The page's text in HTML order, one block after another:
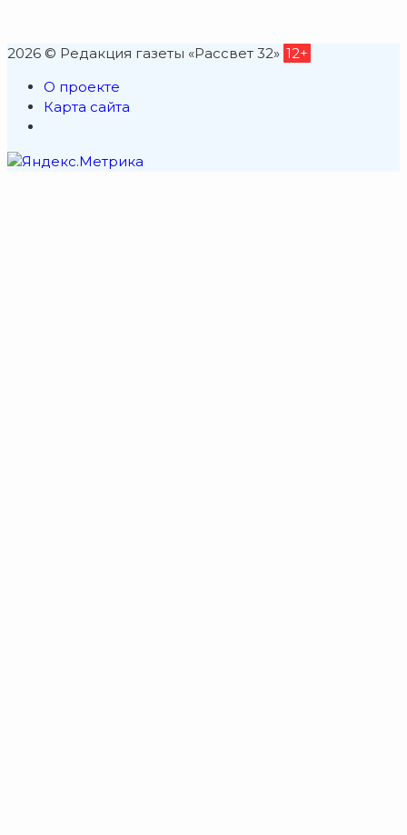
2026 © Редакция газеты «Рассвет 32» 12+
О проекте
Карта сайта